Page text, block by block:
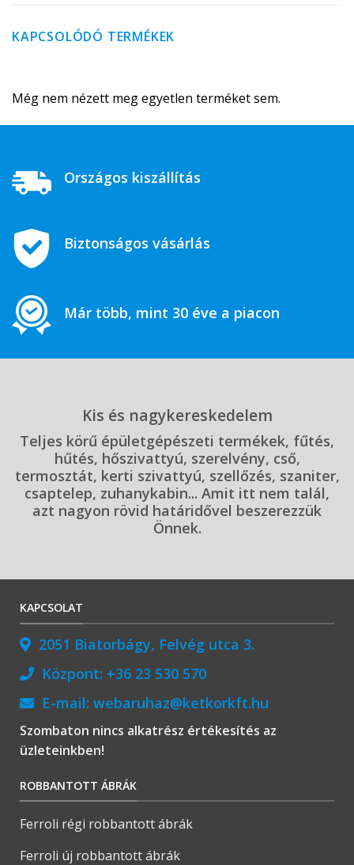
KAPCSOLÓDÓ TERMÉKEK
Még nem nézett meg egyetlen terméket sem.
Országos kiszállítás
Biztonságos vásárlás
Már több, mint 30 éve a piacon
Kis és nagykereskedelem
Teljes körű épületgépészeti termékek, fűtés,
hűtés, hőszivattyú, szerelvény, cső,
termosztát, kerti szivattyú, szellőzés, szaniter,
csaptelep, zuhanykabin... Amit itt nem talál,
azt nagyon rövid határidővel beszerezzük
Önnek.
KAPCSOLAT
2051 Biatorbágy, Felvég utca 3.
Központ: +36 23 530 570
E-mail: webaruhaz@ketkorkft.hu
Szombaton nincs alkatrész értékesítés az
üzleteinkben!
ROBBANTOTT ÁBRÁK
Ferroli régi robbantott ábrák
Ferroli új robbantott ábrák